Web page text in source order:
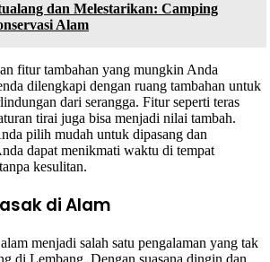
dan Melestarikan: Camping
Alam
fitur tambahan yang mungkin Anda
dilengkapi dengan ruang tambahan untuk
dari serangga. Fitur seperti teras
tirai juga bisa menjadi nilai tambah.
pilih mudah untuk dipasang dan
dapat menikmati waktu di tempat
kesulitan.
di Alam
menjadi salah satu pengalaman yang tak
di Lembang. Dengan suasana dingin dan